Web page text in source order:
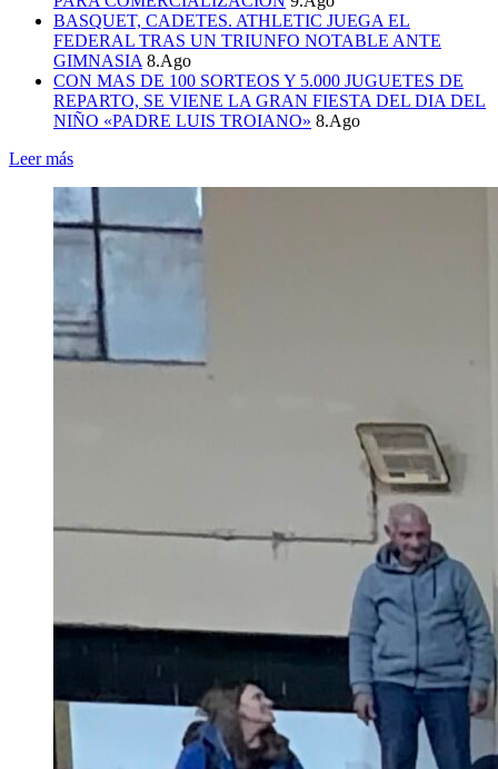
BASQUET, CADETES. ATHLETIC JUEGA EL
FEDERAL TRAS UN TRIUNFO NOTABLE ANTE
GIMNASIA 8.Ago
CON MAS DE 100 SORTEOS Y 5.000 JUGUETES DE
REPARTO, SE VIENE LA GRAN FIESTA DEL DIA DEL
NIÑO «PADRE LUIS TROIANO» 8.Ago
Leer más